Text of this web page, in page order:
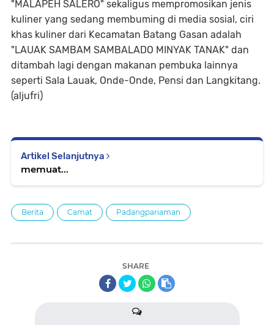
"MALAPEH SALERO" sekaligus mempromosikan jenis
kuliner yang sedang membuming di media sosial, ciri
khas kuliner dari Kecamatan Batang Gasan adalah
"LAUAK SAMBAM SAMBALADO MINYAK TANAK" dan
ditambah lagi dengan makanan pembuka lainnya
seperti Sala Lauak, Onde-Onde, Pensi dan Langkitang.
(aljufri)
Artikel Selanjutnya
memuat...
Berita Camat Padangpariaman
SHARE